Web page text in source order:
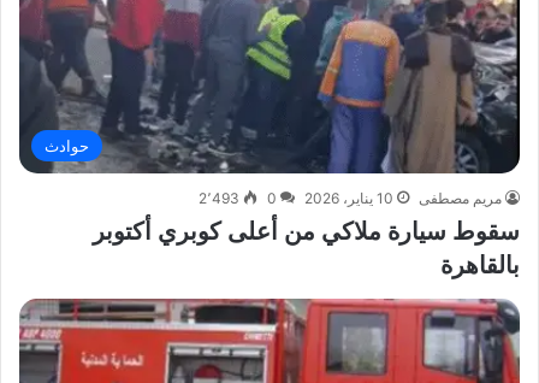
حوادث
مريم مصطفى 10 يناير، 2026 0 2٬493
سقوط سيارة ملاكي من أعلى كوبري أكتوبر
بالقاهرة